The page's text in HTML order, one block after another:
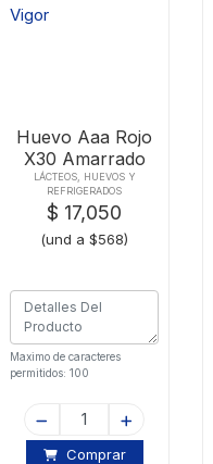
Huevo Aaa Rojo
X30 Amarrado
Vigor
LÁCTEOS, HUEVOS Y
REFRIGERADOS
$ 17,050
(und a $568)
Maximo de caracteres
permitidos: 100
Comprar